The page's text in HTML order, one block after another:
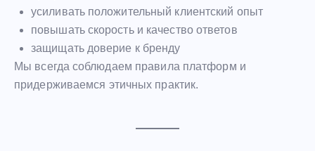
усиливать положительный клиентский опыт
повышать скорость и качество ответов
защищать доверие к бренду
Мы всегда соблюдаем правила платформ и
придерживаемся этичных практик.